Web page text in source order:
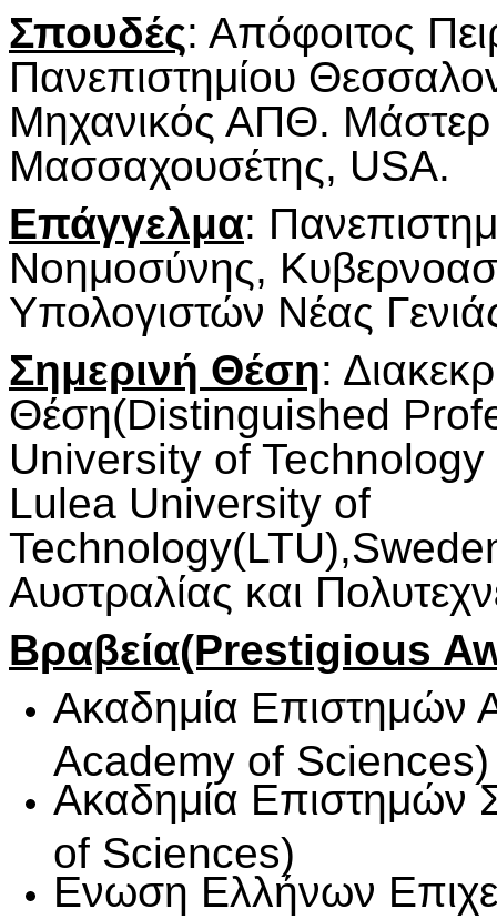
Σπουδές: Απόφοιτος
Πανεπιστημίου
Μηχανικός ΑΠΘ. Μάστερ
Μασσαχουσέτης, USA.
Επάγγελμα:
Νοημοσύνης,
Υπολογιστών Νέας
Σημερινή Θέση:
Θέση(Distinguished
University of
Lulea University of
Αυστραλίας και
Βραβεία(Prestigious
Ακαδημία Επιστημών
Academy of Sciences)
Ακαδημία Επιστημών
of Sciences)
Ενωση Ελλήνων